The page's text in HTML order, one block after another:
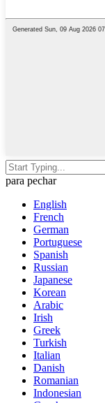
para pechar
English
French
German
Portuguese
Spanish
Russian
Japanese
Korean
Arabic
Irish
Greek
Turkish
Italian
Danish
Romanian
Indonesian